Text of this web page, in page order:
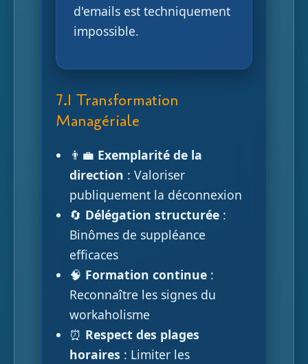
d'emails est techniquement
impossible.
7.1 Transformation
Managériale
👨‍💼 Exemplarité de la
direction : Valoriser
publiquement la déconnexion
🔄 Délégation structurée :
Binômes de suppléance
efficaces
🧠 Formation continue :
Reconnaître les signes du
workaholisme
⏰ Respect des plages
horaires : Limiter les